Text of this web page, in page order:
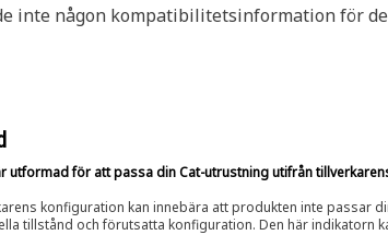
inte någon kompatibilitetsinformation för
utformad för att passa din Cat-utrustning utifrån
konfiguration kan innebära att produkten inte passar
tillstånd och förutsatta konfiguration. Den här indikatorn